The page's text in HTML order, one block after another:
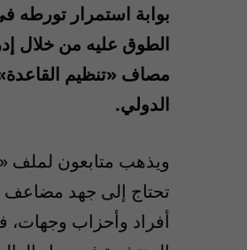
بوابة استمرار تورطه
الطوق عليه من خلال
مصاف «تنظيم القاعدة»
الدولي.
ويذهب متابعون لملف
تحتاج إلى جهد مضاعف
أفراد وأحزاب وجهات،